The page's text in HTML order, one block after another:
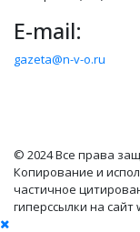
E-mail:
gazeta@n-v-o.ru
© 2024 Все права
Копирование и
частичное
гиперссылки на